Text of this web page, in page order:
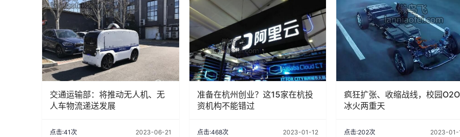
交通运输部：将推动无人机、无
人车物流递送发展
点击:41次 2023-06-21
准备在杭州创业？这15家在杭投
资机构不能错过
点击:468次 2023-01-12
疯狂扩张、收缩战线，校园O2O
冰火两重天
点击:202次 2023-01-